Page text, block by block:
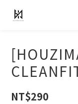
NT$290